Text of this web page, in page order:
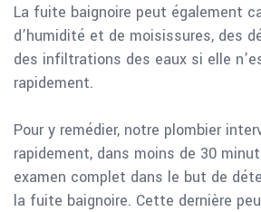
La fuite baignoire peut également
d’humidité et de moisissures, des
des infiltrations des eaux si elle
rapidement.
Pour y remédier, notre plombier
rapidement, dans moins de 30
examen complet dans le but de
la fuite baignoire. Cette dernière